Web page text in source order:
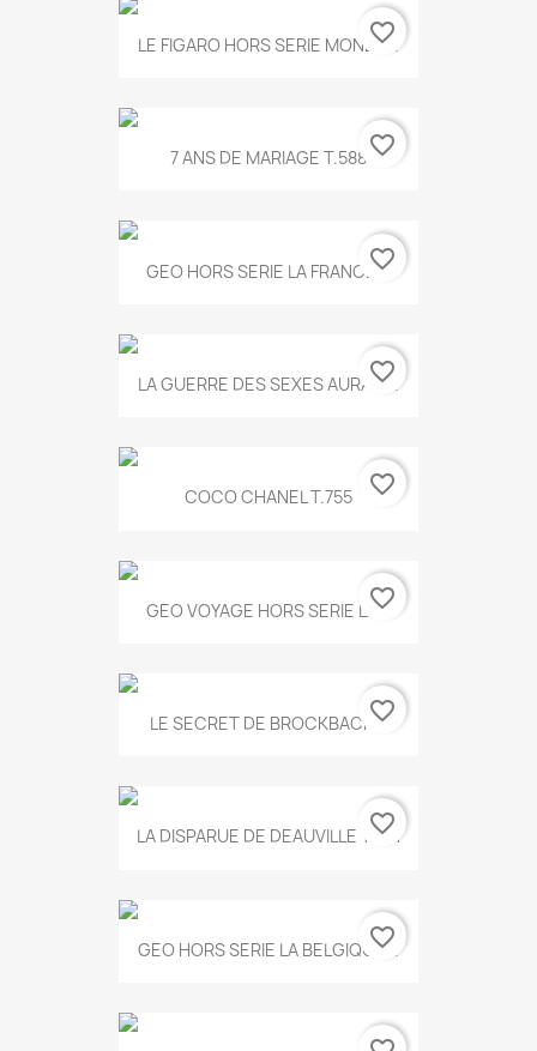
LE FIGARO HORS SERIE MONET...
favorite_border
7 ANS DE MARIAGE T.588 favorite_border
GEO HORS SERIE LA FRANCE...
favorite_border
LA GUERRE DES SEXES AURA T...
favorite_border
COCO CHANEL T.755 favorite_border
GEO VOYAGE HORS SERIE LA...
favorite_border
LE SECRET DE BROCKBACK...
favorite_border
LA DISPARUE DE DEAUVILLE T.551
favorite_border
GEO HORS SERIE LA BELGIQUE...
favorite_border